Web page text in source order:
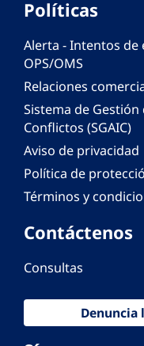
Políticas
Alerta - Intentos de
OPS/OMS
Relaciones
Sistema de
Conflictos (SGAIC)
Aviso de privacidad
Política de
Términos y
Contáctenos
Consultas
Denuncia